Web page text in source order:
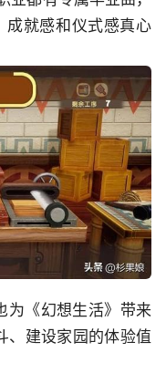
成就感和仪式感真心
为《幻想生活》带来
、建设家园的体验值